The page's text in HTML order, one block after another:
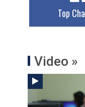
Top
Video »